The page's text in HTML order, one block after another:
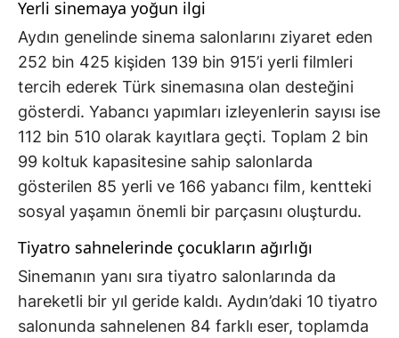
Yerli sinemaya yoğun ilgi
Aydın genelinde sinema salonlarını ziyaret eden
252 bin 425 kişiden 139 bin 915’i yerli filmleri
tercih ederek Türk sinemasına olan desteğini
gösterdi. Yabancı yapımları izleyenlerin sayısı ise
112 bin 510 olarak kayıtlara geçti. Toplam 2 bin
99 koltuk kapasitesine sahip salonlarda
gösterilen 85 yerli ve 166 yabancı film, kentteki
sosyal yaşamın önemli bir parçasını oluşturdu.
Tiyatro sahnelerinde çocukların ağırlığı
Sinemanın yanı sıra tiyatro salonlarında da
hareketli bir yıl geride kaldı. Aydın’daki 10 tiyatro
salonunda sahnelenen 84 farklı eser, toplamda